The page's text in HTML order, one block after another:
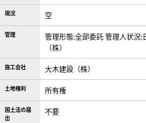
現況 空
管理
管理形態:全部委託 管理人状況:
（株）
施工会社 大木建設（株）
土地権利 所有権
国土法の届
出
不要